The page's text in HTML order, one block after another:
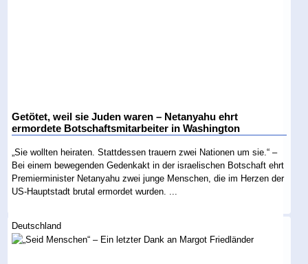
Getötet, weil sie Juden waren – Netanyahu ehrt
ermordete Botschaftsmitarbeiter in Washington
„Sie wollten heiraten. Stattdessen trauern zwei Nationen um sie.“ –
Bei einem bewegenden Gedenkakt in der israelischen Botschaft ehrt
Premierminister Netanyahu zwei junge Menschen, die im Herzen der
US-Hauptstadt brutal ermordet wurden. ...
Deutschland